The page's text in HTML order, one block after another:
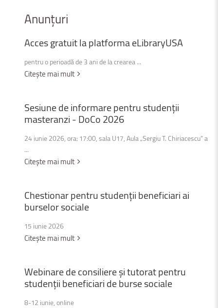
Anunțuri
AccesgratuitlaplatformaeLibraryUSA
pentru o perioadă de 3 ani de la crearea ...
Citește mai mult
Sesiunedeinformarepentrustudenții
masteranzi-DoCo2026
24 iunie 2026, ora: 17:00, sala U17, Aula „Sergiu T. Chiriacescu” a
...
Citește mai mult
Chestionarpentrustudențiibeneficiariai
burselorsociale
15 iunie 2026
Citește mai mult
Webinaredeconsiliereșitutoratpentru
studențiibeneficiaridebursesociale
8-12 iunie, online